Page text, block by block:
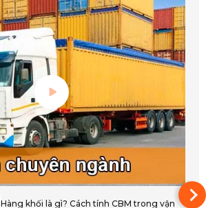
Hàng khối là gì? Cách tính CBM trong vận